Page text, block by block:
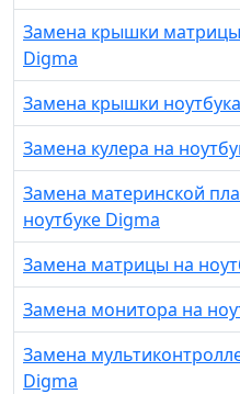
Замена крышки матрицы
Digma
Замена крышки
Замена кулера на
Замена материнской
ноутбуке Digma
Замена матрицы на
Замена монитора на
Замена
Digma